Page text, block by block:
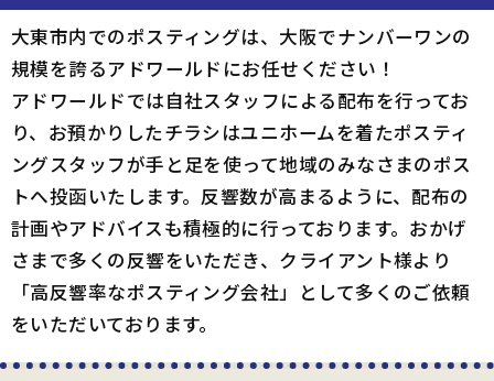
大東市内でのポスティングは、大阪でナンバーワンの
規模を誇るアドワールドにお任せください！
アドワールドでは自社スタッフによる配布を行ってお
り、お預かりしたチラシはユニホームを着たポスティ
ングスタッフが手と足を使って地域のみなさまのポス
トへ投函いたします。反響数が高まるように、配布の
計画やアドバイスも積極的に行っております。おかげ
さまで多くの反響をいただき、クライアント様より
「高反響率なポスティング会社」として多くのご依頼
をいただいております。